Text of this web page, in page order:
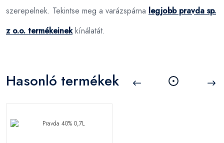
szerepelnek. Tekintse meg a varázspárna legjobb pravda sp.
z o.o. termékeinekkínálatát.
Hasonló termékek